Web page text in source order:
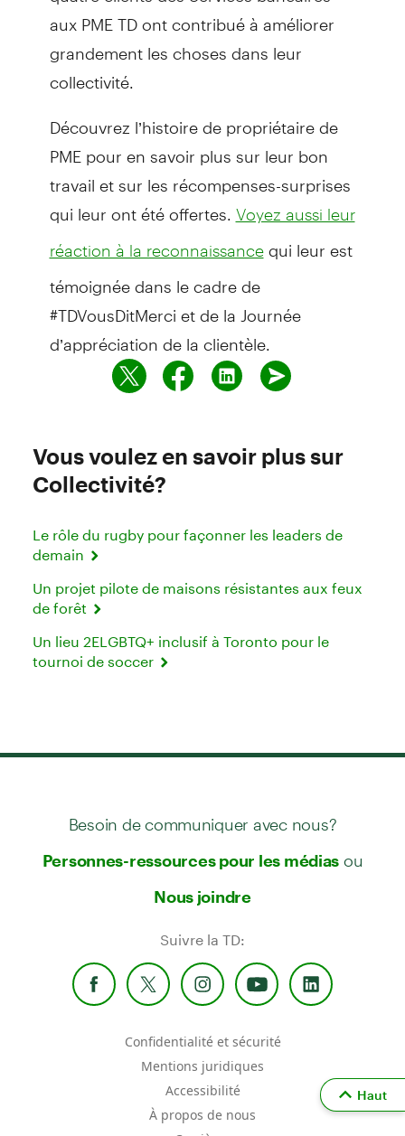
aux PME TD ont contribué à améliorer
grandement les choses dans leur
collectivité.
Découvrez l’histoire de propriétaire de
PME pour en savoir plus sur leur bon
travail et sur les récompenses-surprises
qui leur ont été offertes. Voyez aussi leur
réaction à la reconnaissancequi leur est
témoignée dans le cadre de
#TDVousDitMerci et de la Journée
d’appréciation de la clientèle.
Vous voulez en savoir plus sur
Collectivité?
Le rôle du rugby pour façonner les leaders de
demain
Un projet pilote de maisons résistantes aux feux
de forêt
Un lieu 2ELGBTQ+ inclusif à Toronto pour le
tournoi de soccer
Besoin de communiquer avec nous?
Personnes-ressources pour les médias ou
Nous joindre
Suivre la TD:
Confidentialité et sécurité
Mentions juridiques
Accessibilité
À propos de nous
Haut